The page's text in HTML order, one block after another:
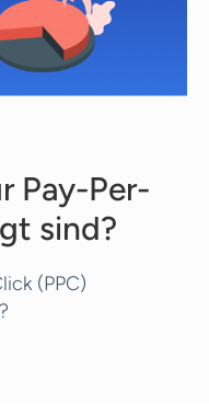
Pay-Per-
sind?
(PPC)